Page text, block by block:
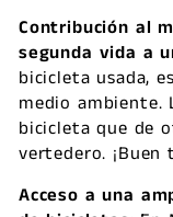
Contribución al
segunda vida a
bicicleta usada,
medio ambiente.
bicicleta que de
vertedero. ¡Buen
Acceso a una